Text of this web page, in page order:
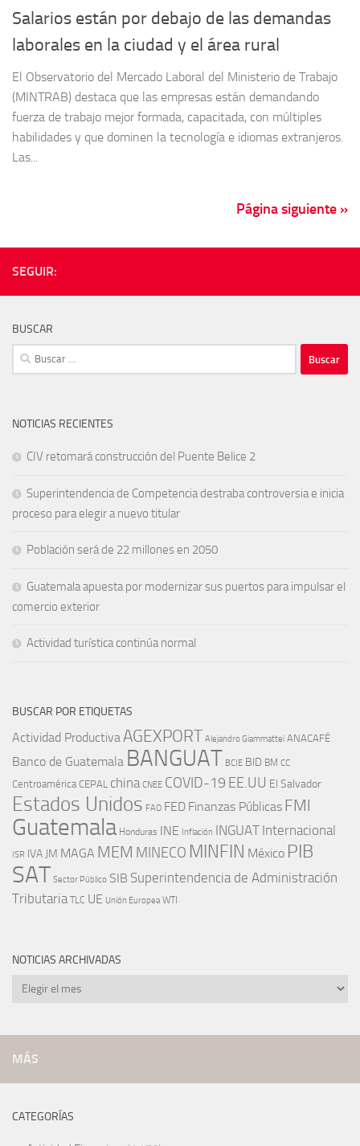
Salarios están por debajo de las demandas
laborales en la ciudad y el área rural
El Observatorio del Mercado Laboral del Ministerio de Trabajo
(MINTRAB) destaca que las empresas están demandando
fuerza de trabajo mejor formada, capacitada, con múltiples
habilidades y que dominen la tecnología e idiomas extranjeros.
Las...
Página siguiente »
SEGUIR:
BUSCAR
Buscar:
NOTICIAS RECIENTES
CIV retomará construcción del Puente Belice 2
Superintendencia de Competencia destraba controversia e inicia
proceso para elegir a nuevo titular
Población será de 22 millones en 2050
Guatemala apuesta por modernizar sus puertos para impulsar el
comercio exterior
Actividad turística continúa normal
BUSCAR POR ETIQUETAS
Actividad ProductivaAGEXPORT Alejandro Giammattei ANACAFÉ
Banco de Guatemala BANGUAT BCIE BID BM CC
Centroamérica CEPAL china CNEE COVID-19 EE.UU El Salvador
Estados Unidos FAO FED Finanzas Públicas FMI
Guatemala Honduras INE Inflación INGUAT Internacional
ISR IVA JM MAGA MEM MINECO MINFIN México PIB
SAT Sector Público SIB Superintendencia de Administración
Tributaria TLC UE Unión Europea WTI
NOTICIAS ARCHIVADAS
Noticias
MÁS
CATEGORÍAS